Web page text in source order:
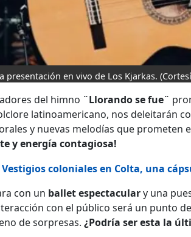
presentación en vivo de Los Kjarkas.
del himno ¨Llorando se fue¨
latinoamericano, nos deleitarán
y nuevas melodías que prometen
y energía contagiosa!
Vestigios coloniales en Colta, una
con un ballet espectaculary una
con el público será un punto
de sorpresas. ¿Podría ser esta la